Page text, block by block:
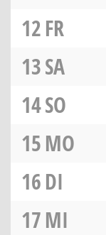
12FR
13SA
14SO
15MO
16DI
17MI